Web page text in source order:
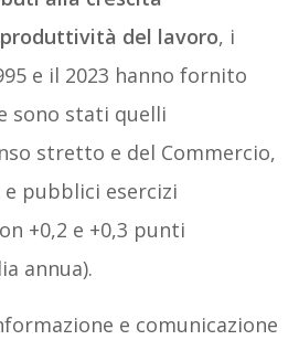
del lavoro, i
e il 2023 hanno fornito
sono stati quelli
stretto e del Commercio,
pubblici esercizi
+0,2 e +0,3 punti
annua).
e comunicazione